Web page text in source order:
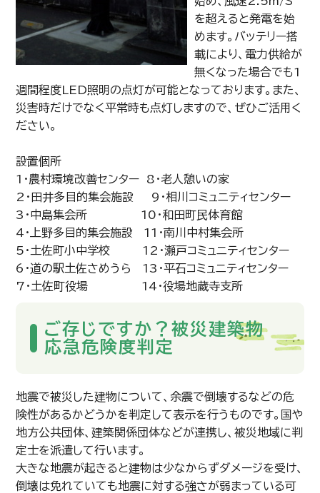
を超えると発電を始
めます。バッテリー搭
載により、電力供給が
無くなった場合でも1
週間程度LED照明の点灯が可能となっております。また、
災害時だけでなく平常時も点灯しますので、ぜひご活用く
ださい。
設置個所
1・農村環境改善センター 8・老人憩いの家
2・田井多目的集会施設 9・相川コミュニティセンター
3・中島集会所 10・和田町民体育館
4・上野多目的集会施設 11・南川中村集会所
5・土佐町小中学校 12・瀬戸コミュニティセンター
6・道の駅土佐さめうら 13・平石コミュニティセンター
7・土佐町役場 14・役場地蔵寺支所
ご存じですか？被災建築物
応急危険度判定
地震で被災した建物について、余震で倒壊するなどの危
険性があるかどうかを判定して表示を行うものです。国や
地方公共団体、建築関係団体などが連携し、被災地域に判
定士を派遣して行います。
大きな地震が起きると建物は少なからずダメージを受け、
倒壊は免れていても地震に対する強さが弱まっている可